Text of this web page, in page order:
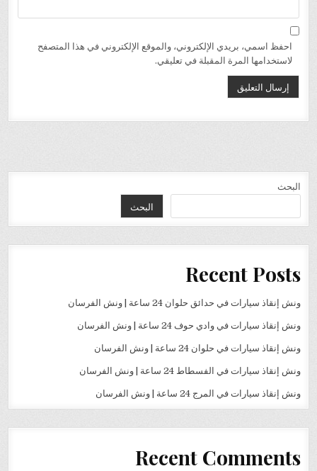
احفظ اسمي، بريدي الإلكتروني، والموقع الإلكتروني في هذا المتصفح
لاستخدامها المرة المقبلة في تعليقي.
البحث
البحث
Recent Posts
ونش إنقاذ سيارات في حدائق حلوان 24 ساعة | ونش الفرسان
ونش إنقاذ سيارات في وادي حوف 24 ساعة | ونش الفرسان
ونش إنقاذ سيارات في حلوان 24 ساعة | ونش الفرسان
ونش إنقاذ سيارات في الفسطاط 24 ساعة | ونش الفرسان
ونش إنقاذ سيارات في المرج 24 ساعة | ونش الفرسان
Recent Comments